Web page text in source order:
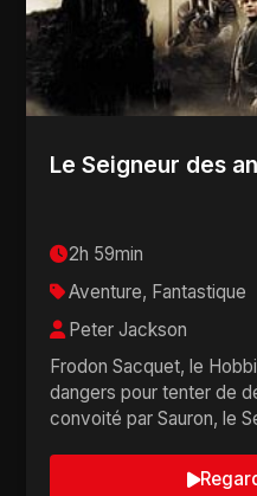
2h 59min
Aventure, Fantastique
Peter Jackson
Frodon Sacquet, le
dangers pour tenter de
convoité par Sauron, le